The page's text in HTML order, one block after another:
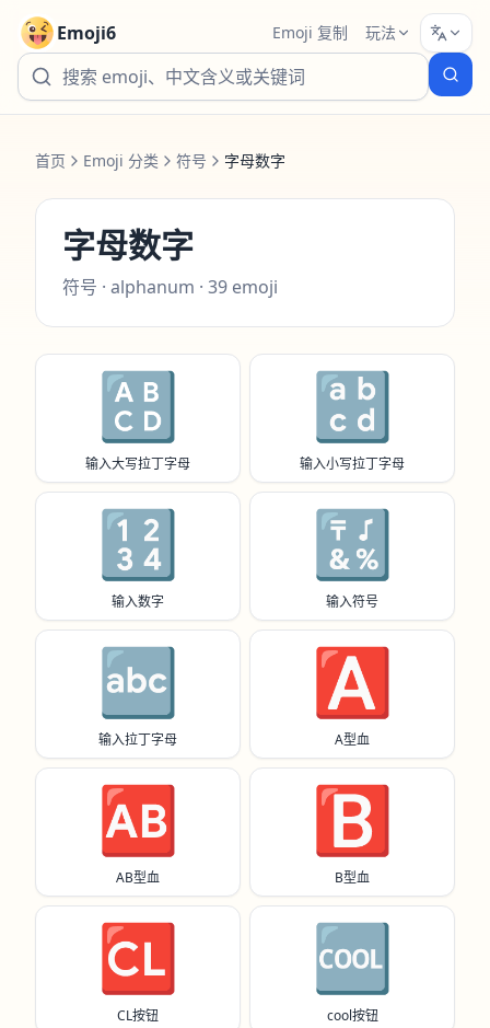
Emoji6 Emoji 复制 玩法
首页 Emoji 分类 符号 字母数字
字母数字
符号 · alphanum · 39 emoji
🔠
输入大写拉丁字母
🔡
输入小写拉丁字母
🔢
输入数字
🔣
输入符号
🔤
输入拉丁字母
🅰️
A型血
🆎
AB型血
🅱️
B型血
🆑
CL按钮
🆒
cool按钮